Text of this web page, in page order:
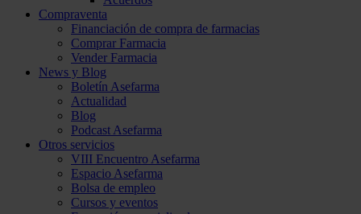
Compraventa
Financiación de compra de farmacias
Comprar Farmacia
Vender Farmacia
News y Blog
Boletín Asefarma
Actualidad
Blog
Podcast Asefarma
Otros servicios
VIII Encuentro Asefarma
Espacio Asefarma
Bolsa de empleo
Cursos y eventos